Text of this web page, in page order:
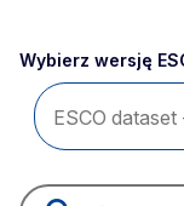
Wybierz wersję